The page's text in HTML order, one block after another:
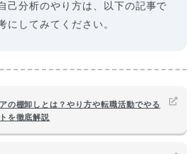
己分析のやり方は、以下の記事で
にしてみてください。
の棚卸しとは？やり方や転職活動でやる
を徹底解説